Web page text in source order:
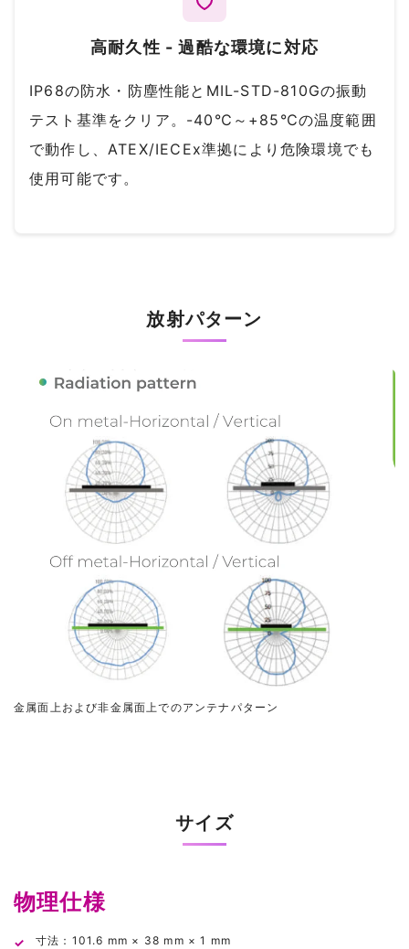
高耐久性 - 過酷な環境に対応
IP68の防水・防塵性能とMIL-STD-810Gの振動
テスト基準をクリア。-40℃～+85℃の温度範囲
で動作し、ATEX/IECEx準拠により危険環境でも
使用可能です。
放射パターン
金属面上および非金属面上でのアンテナパターン
サイズ
物理仕様
寸法：101.6 mm × 38 mm × 1 mm